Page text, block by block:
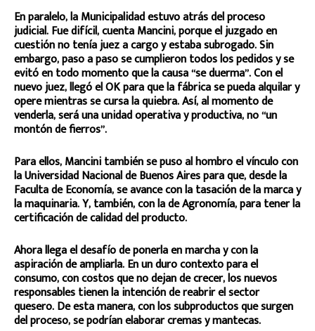
En paralelo, la Municipalidad estuvo atrás del proceso
judicial. Fue difícil, cuenta Mancini, porque el juzgado en
cuestión no tenía juez a cargo y estaba subrogado. Sin
embargo, paso a paso se cumplieron todos los pedidos y se
evitó en todo momento que la causa “se duerma”. Con el
nuevo juez, llegó el OK para que la fábrica se pueda alquilar y
opere mientras se cursa la quiebra. Así, al momento de
venderla, será una unidad operativa y productiva, no “un
montón de fierros”.
Para ellos, Mancini también se puso al hombro el vínculo con
la Universidad Nacional de Buenos Aires para que, desde la
Faculta de Economía, se avance con la tasación de la marca y
la maquinaria. Y, también, con la de Agronomía, para tener la
certificación de calidad del producto.
Ahora llega el desafío de ponerla en marcha y con la
aspiración de ampliarla. En un duro contexto para el
consumo, con costos que no dejan de crecer, los nuevos
responsables tienen la intención de reabrir el sector
quesero. De esta manera, con los subproductos que surgen
del proceso, se podrían elaborar cremas y mantecas.